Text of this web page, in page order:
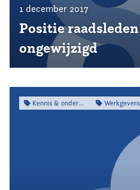
1 december 2017
Positie
ongewijzigd
Kennis & onderzoek